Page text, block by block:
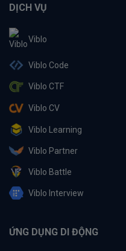
DỊCH VỤ
Viblo
Viblo Code
Viblo CTF
Viblo CV
Viblo Learning
Viblo Partner
Viblo Battle
Viblo Interview
ỨNG DỤNG DI ĐỘNG